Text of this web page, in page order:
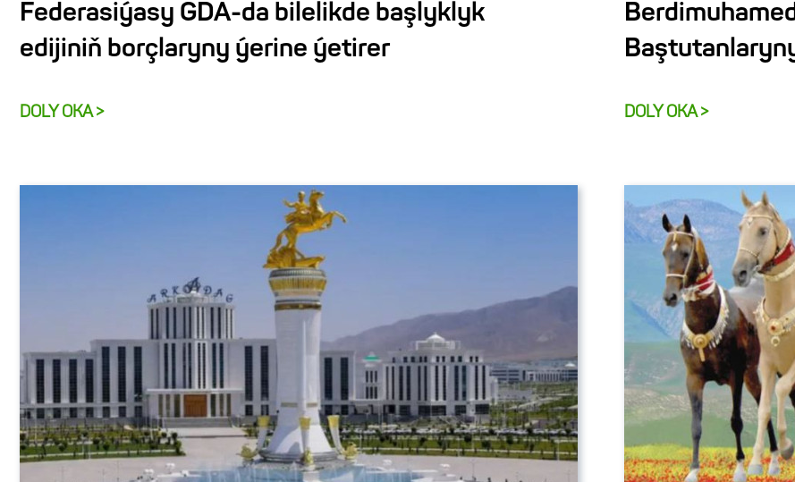
Federasiýasy GDA-da bilelikde başlyklyk
edijiniň borçlaryny ýerine ýetirer
DOLY OKA > DOLY OKA >